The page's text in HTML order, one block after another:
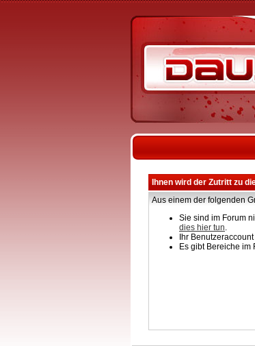
Ihnen wird der Zutritt zu
Aus einem der folgenden
Sie sind im Forum
dies hier tun.
Ihr
Es gibt Bereiche